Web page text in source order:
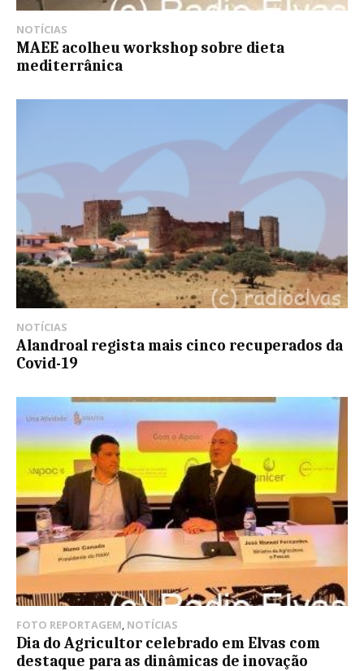
NOTÍCIAS
MAEE acolheu workshop sobre dieta
mediterrânica
NOTÍCIAS
Alandroal regista mais cinco recuperados da
Covid-19
FOTO REPORTAGEM, NOTÍCIAS
Dia do Agricultor celebrado em Elvas com
destaque para as dinâmicas de inovação